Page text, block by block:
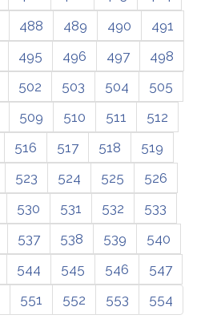
488 489 490
491
495 496 497
498
502 503 504
505
509 510 511
512
516 517 518
519
523 524 525
526
530 531 532
533
537 538 539
540
544 545 546
547
551 552 553 554